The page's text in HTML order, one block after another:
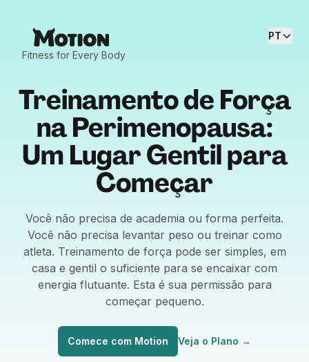
Fitness for Every Body
PT
Treinamento de Força
na Perimenopausa:
Um Lugar Gentil para
Começar
Você não precisa de academia ou forma perfeita.
Você não precisa levantar peso ou treinar como
atleta. Treinamento de força pode ser simples, em
casa e gentil o suficiente para se encaixar com
energia flutuante. Esta é sua permissão para
começar pequeno.
Comece com Motion Veja o Plano →